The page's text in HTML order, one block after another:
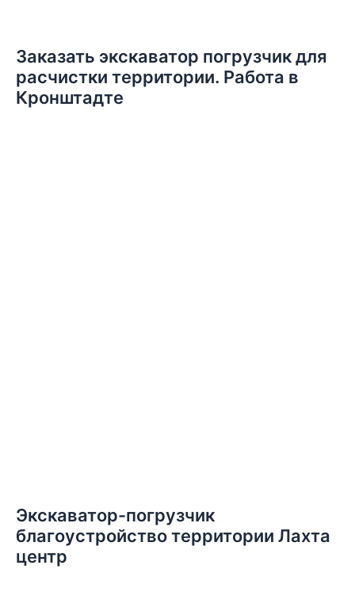
Заказать экскаватор погрузчик для
расчистки территории. Работа в
Кронштадте
Экскаватор-погрузчик
благоустройство территории Лахта
центр